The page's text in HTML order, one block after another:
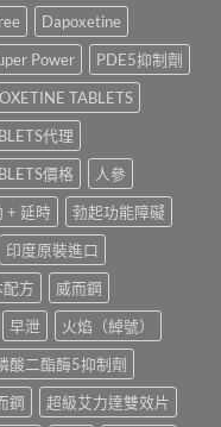
Dapoxetine
Power
PDE5抑制劑
TABLETS
代理
價格
人參
+ 延時
勃起功能障礙
印度原裝進口
方
威而鋼
早泄
火焰（綽號）
酸二酯酶5抑制劑
鋼
超級艾力達雙效片